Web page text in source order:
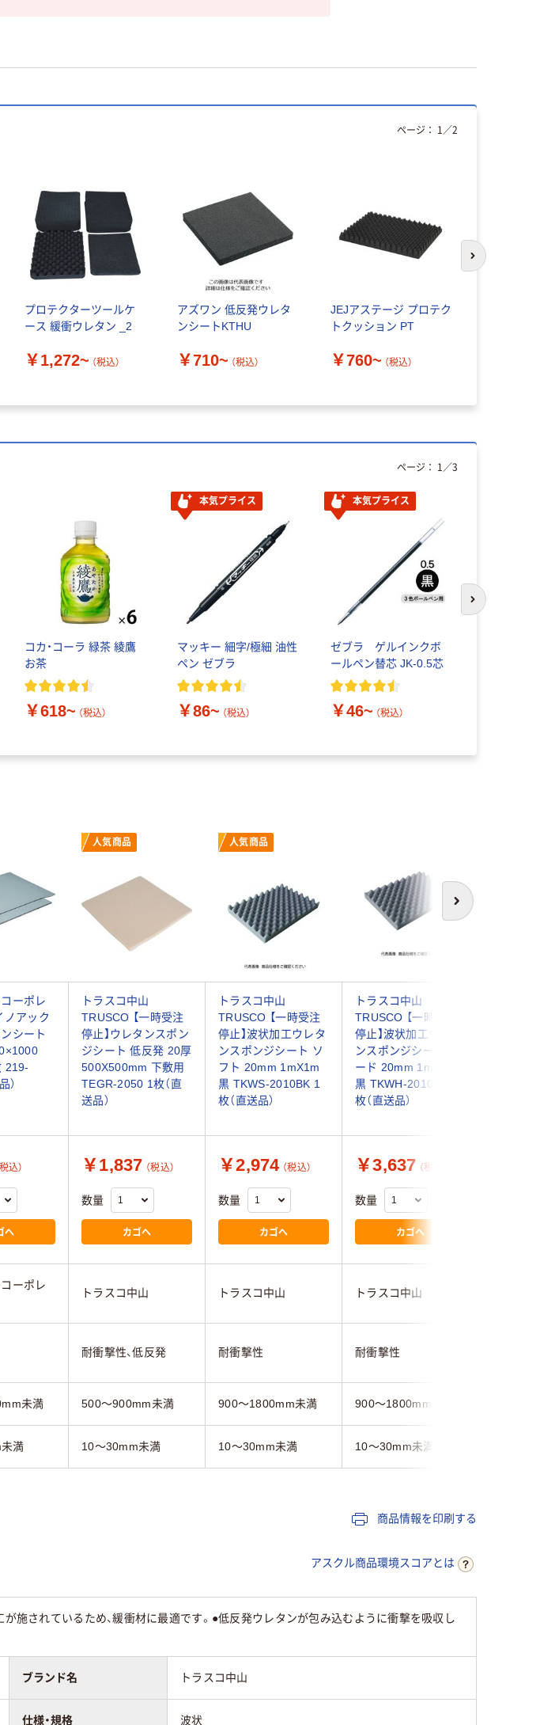
プロテクターツールケ
ース 緩衝ウレタン _2
￥1,272~ （税込）
アズワン 低反発ウレタ
ンシートKTHU
￥710~ （税込）
JEJアステージ プロテク
トクッション PT
￥760~ （税込）
ページ： 1 ／2
次のスライド
コカ・コーラ 緑茶 綾鷹
お茶
￥618~ （税込）
本気プライス
マッキー 細字/極細 油性
ペン ゼブラ
￥86~ （税込）
本気プライス
ゼブラ ゲルインクボ
ールペン替芯 JK-0.5芯
￥46~ （税込）
ページ： 1 ／3
次のスライド
次へ
人気商品 人気商品
ーポレ
ノアック
シート
219-
）
トラスコ中山
TRUSCO 【一時受注
停止】ウレタンスポン
ジシート 低反発 20厚
500X500mm 下敷用
TEGR-2050 1枚（直
送品）
トラスコ中山
TRUSCO 【一時受注
停止】波状加工ウレタ
ンスポンジシート ソ
フト 20mm 1mX1m
黒 TKWS-2010BK 1
枚（直送品）
トラスコ中山
TRUSCO 【一時受注
停止】波状加工ウレタ
ンスポンジシート ハ
ード 20mm 1mX1m
黒 TKWH-2010BK 1
枚（直送品）
税込）
へ
￥1,837 （税込）
数量
カゴへ
￥2,974 （税込）
数量
カゴへ
￥3,637 （税込）
数量
カゴへ
ーポレ
トラスコ中山 トラスコ中山 トラスコ中山
耐衝撃性、低反発 耐衝撃性 耐衝撃性
未満 500～900mm未満 900～1800mm未満 900～1800mm未満
満 10～30mm未満 10～30mm未満 10～30mm未満
商品情報を印刷する
アスクル商品環境スコアとは
施されているため、緩衝材に最適です。●低反発ウレタンが包み込むように衝撃を吸収し
ブランド名 トラスコ中山
仕様・規格 波状